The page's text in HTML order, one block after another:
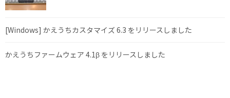
[Windows] かえうちカスタマイズ 6.3 をリリースしました
かえうちファームウェア 4.1β をリリースしました